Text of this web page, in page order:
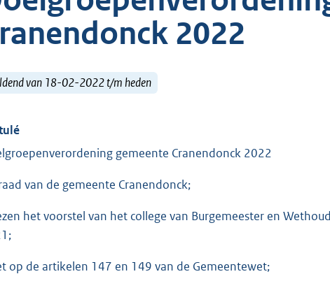
2022
van 18-02-2022 t/m heden
gemeente Cranendonck 2022
van de gemeente Cranendonck;
het voorstel van het college van Burgemeester en
op de artikelen 147 en 149 van de Gemeentewet;